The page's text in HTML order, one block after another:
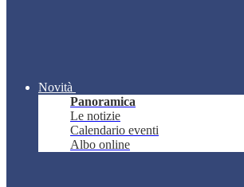
Novità
Panoramica
Le notizie
Calendario eventi
Albo online